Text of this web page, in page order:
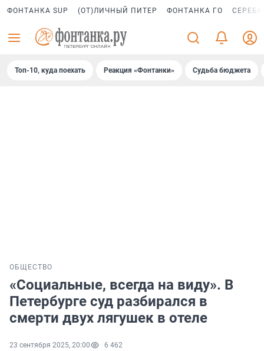
ФОНТАНКА SUP (ОТ)ЛИЧНЫЙ ПИТЕР ФОНТАНКА ГО
Топ-10, куда поехать Реакция «Фонтанки» Судьба бюджета
ОБЩЕСТВО
«Социальные, всегда на виду». В
Петербурге суд разбирался в
смерти двух лягушек в отеле
23 сентября 2025, 20:00 6 462